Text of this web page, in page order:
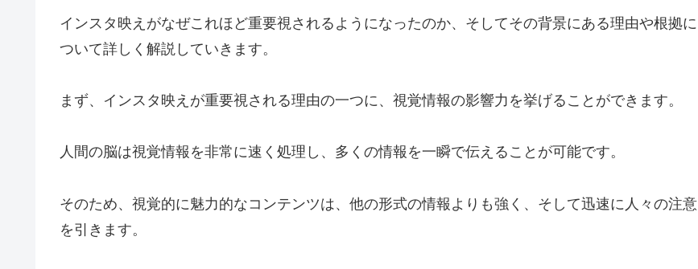
インスタ映えがなぜこれほど重要視されるようになったのか、そしてその背景にある理由や根拠に
ついて詳しく解説していきます。
まず、インスタ映えが重要視される理由の一つに、視覚情報の影響力を挙げることができます。
人間の脳は視覚情報を非常に速く処理し、多くの情報を一瞬で伝えることが可能です。
そのため、視覚的に魅力的なコンテンツは、他の形式の情報よりも強く、そして迅速に人々の注意
を引きます。